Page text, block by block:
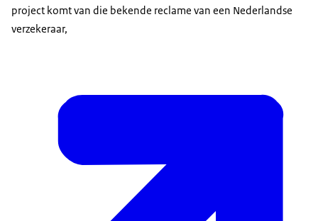
project komt van die bekende reclame van een Nederlandse
verzekeraar,